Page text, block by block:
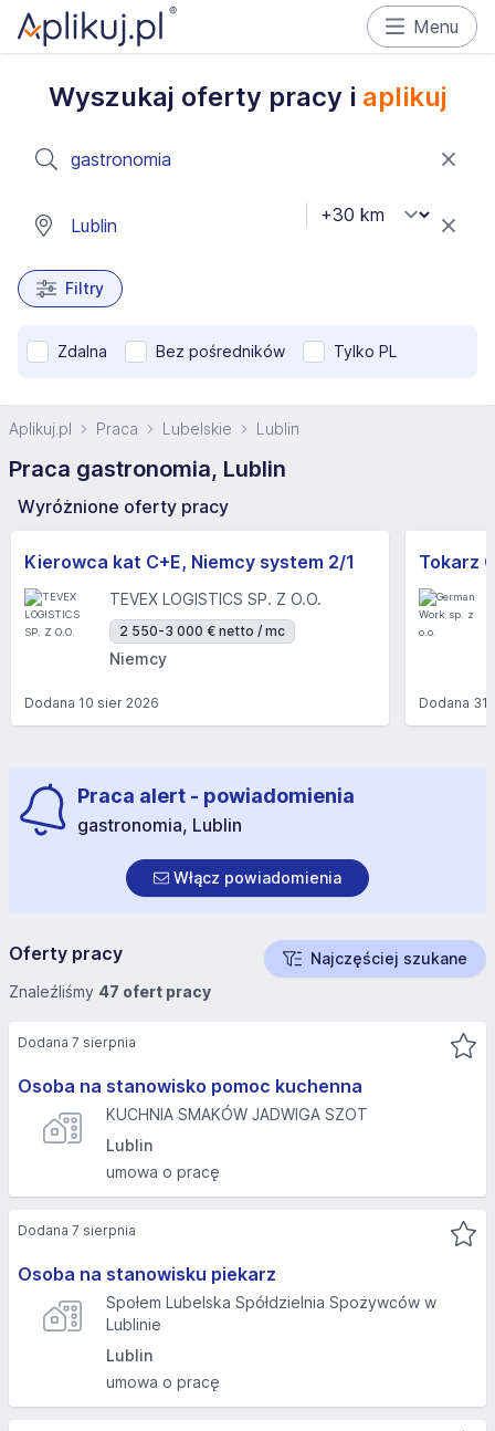
Menu
Wyszukaj oferty pracy i aplikuj
Filtry
Zdalna Bez pośredników Tylko PL
Aplikuj.pl Praca Lubelskie Lublin
Praca gastronomia, Lublin
Wyróżnione oferty pracy
Kierowca kat C+E, Niemcy system 2/1
TEVEX LOGISTICS SP. Z O.O.
2 550-3 000 € netto / mc
Niemcy
Dodana 10 sier 2026 Dodana 31
Praca alert - powiadomienia
gastronomia, Lublin
Włącz powiadomienia
Oferty pracy
Najczęściej szukane
Znaleźliśmy 47 ofert pracy
Osoba na stanowisko pomoc kuchenna
KUCHNIA SMAKÓW JADWIGA SZOT
Lublin
umowa o pracę
Dodana 7 sierpnia
Osoba na stanowisku piekarz
Społem Lubelska Spółdzielnia Spożywców w
Lublinie
Lublin
umowa o pracę
Dodana 7 sierpnia